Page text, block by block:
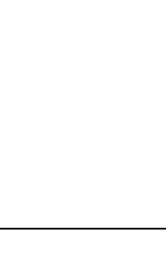
EuGH: Privates